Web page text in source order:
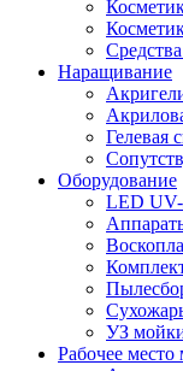
Наращивание
Гелевая
Оборудование
LED
УЗ
Рабочее место